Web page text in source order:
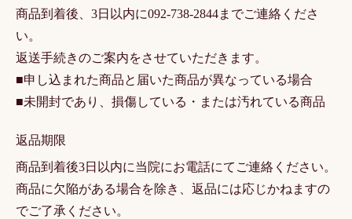
商品到着後、3日以内に092-738-2844までご連絡くださ
い。
返送手続きのご案内をさせていただきます。
■申し込まれた商品と届いた商品が異なっている場合
■未開封であり、損傷している・または汚れている商品
返品期限
商品到着後3日以内に当院にお電話にてご連絡ください。
商品に欠陥がある場合を除き、返品には応じかねますの
でご了承ください。